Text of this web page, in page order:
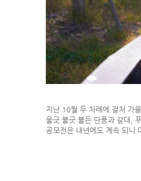
지난 10월 두 차례에 걸처 가
울긋 불긋 불든 단풍과 갈대,
공모전은 내년에도 계속 되니